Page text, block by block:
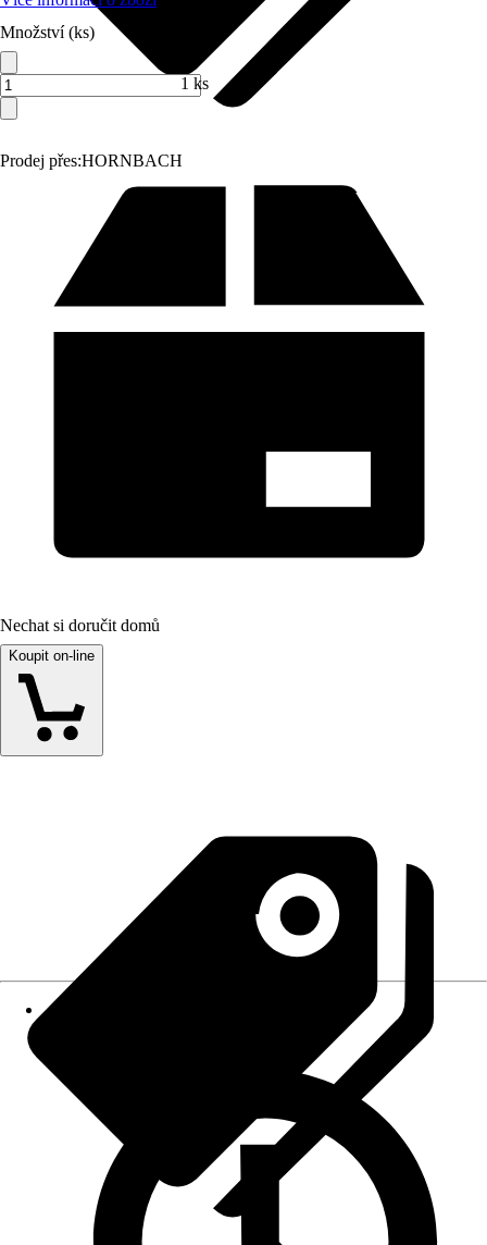
Prodej přes:HORNBACH
Množství (ks)
1 ks
Nechat si doručit domů
Koupit on-line